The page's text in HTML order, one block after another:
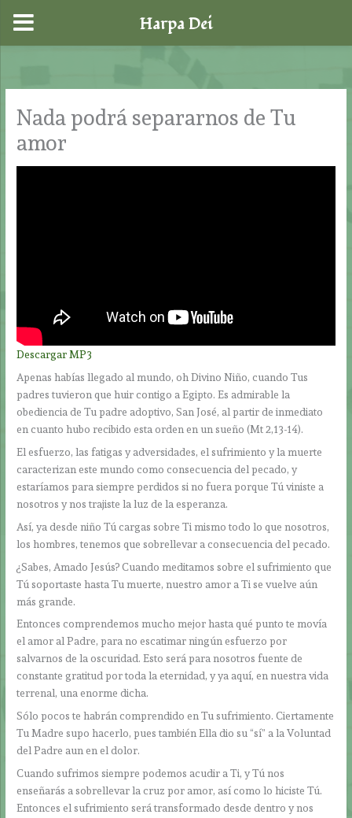
contenido
Nada podrá separarnos de Tu
amor
Descargar MP3
Apenas habías llegado al mundo, oh Divino Niño, cuando Tus
padres tuvieron que huir contigo a Egipto. Es admirable la
obediencia de Tu padre adoptivo, San José, al partir de inmediato
en cuanto hubo recibido esta orden en un sueño (Mt 2,13-14).
El esfuerzo, las fatigas y adversidades, el sufrimiento y la muerte
caracterizan este mundo como consecuencia del pecado, y
estaríamos para siempre perdidos si no fuera porque Tú viniste a
nosotros y nos trajiste la luz de la esperanza.
Así, ya desde niño Tú cargas sobre Ti mismo todo lo que nosotros,
los hombres, tenemos que sobrellevar a consecuencia del pecado.
¿Sabes, Amado Jesús? Cuando meditamos sobre el sufrimiento que
Tú soportaste hasta Tu muerte, nuestro amor a Ti se vuelve aún
más grande.
Entonces comprendemos mucho mejor hasta qué punto te movía
el amor al Padre, para no escatimar ningún esfuerzo por
salvarnos de la oscuridad. Esto será para nosotros fuente de
constante gratitud por toda la eternidad, y ya aquí, en nuestra vida
terrenal, una enorme dicha.
Sólo pocos te habrán comprendido en Tu sufrimiento. Ciertamente
Tu Madre supo hacerlo, pues también Ella dio su “sí” a la Voluntad
del Padre aun en el dolor.
Cuando sufrimos siempre podemos acudir a Ti, y Tú nos
enseñarás a sobrellevar la cruz por amor, así como lo hiciste Tú.
Entonces el sufrimiento será transformado desde dentro y nos
Harpa Dei